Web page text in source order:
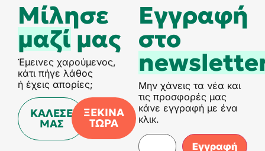
Μίλησε
μαζίμας
Έμεινες χαρούμενος,
κάτι πήγε λάθος
ή έχεις απορίες;
ΚΑΛΕΣΕ
ΜΑΣ
ΞΕΚΙΝΑ
ΤΩΡΑ
Eγγραφή
στο
Μην χάνεις τα νέα και
τις προσφορές μας
κάνε εγγραφή με ένα
κλικ.